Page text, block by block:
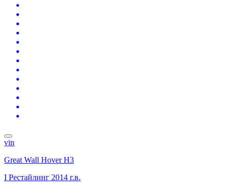
vin
Great Wall Hover H3
I Рестайлинг 2014 г.в.